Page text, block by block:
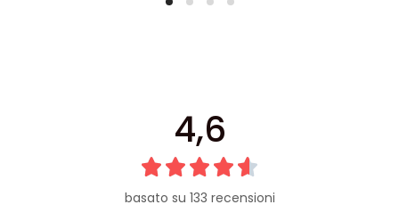
4,6
basato su 133 recensioni